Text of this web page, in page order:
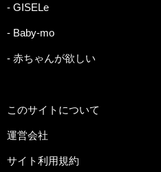
- GISELe
- Baby-mo
- 赤ちゃんが欲しい
このサイトについて
運営会社
サイト利用規約